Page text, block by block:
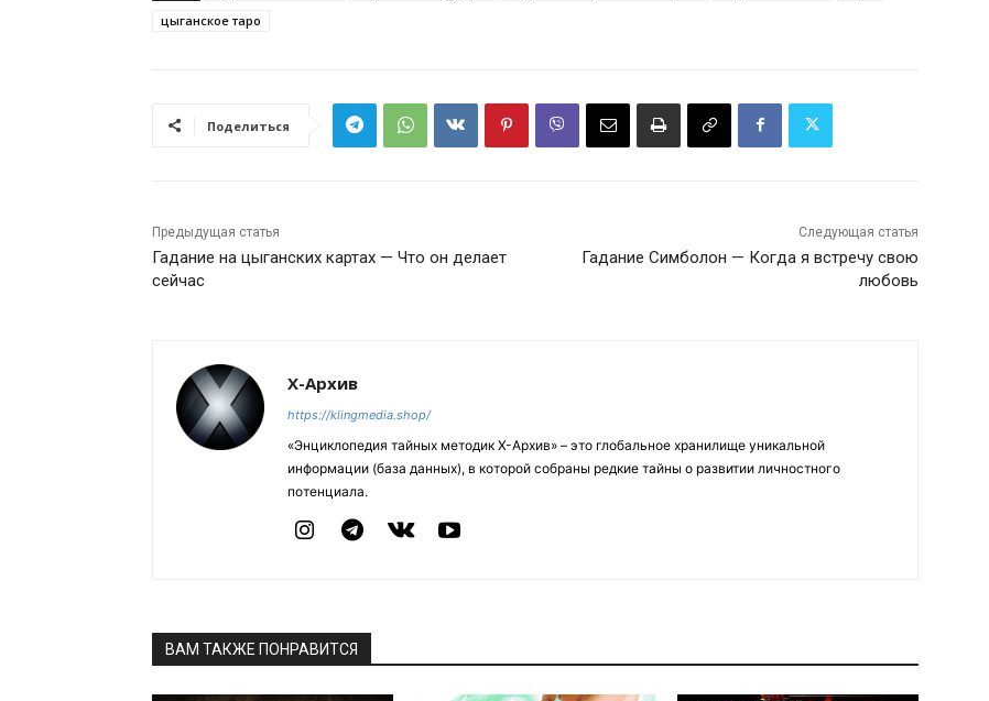
цыганское таро
Поделиться
Предыдущая статья
Гадание на цыганских картах — Что он делает
сейчас
Следующая статья
Гадание Симболон — Когда я встречу свою
любовь
Х-Архив
https://klingmedia.shop/
«Энциклопедия тайных методик Х-Архив» – это глобальное хранилище уникальной
информации (база данных), в которой собраны редкие тайны о развитии личностного
потенциала.
ВАМ ТАКЖЕ ПОНРАВИТСЯ